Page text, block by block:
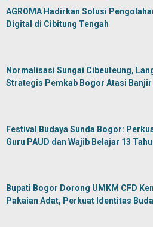
AGROMA Hadirkan Solusi
Digital di Cibitung Tengah
Normalisasi Sungai Cibeuteung,
Strategis Pemkab Bogor Atasi Banjir
Festival Budaya Sunda Bogor:
Guru PAUD dan Wajib Belajar 13
Bupati Bogor Dorong UMKM CFD
Pakaian Adat, Perkuat Identitas